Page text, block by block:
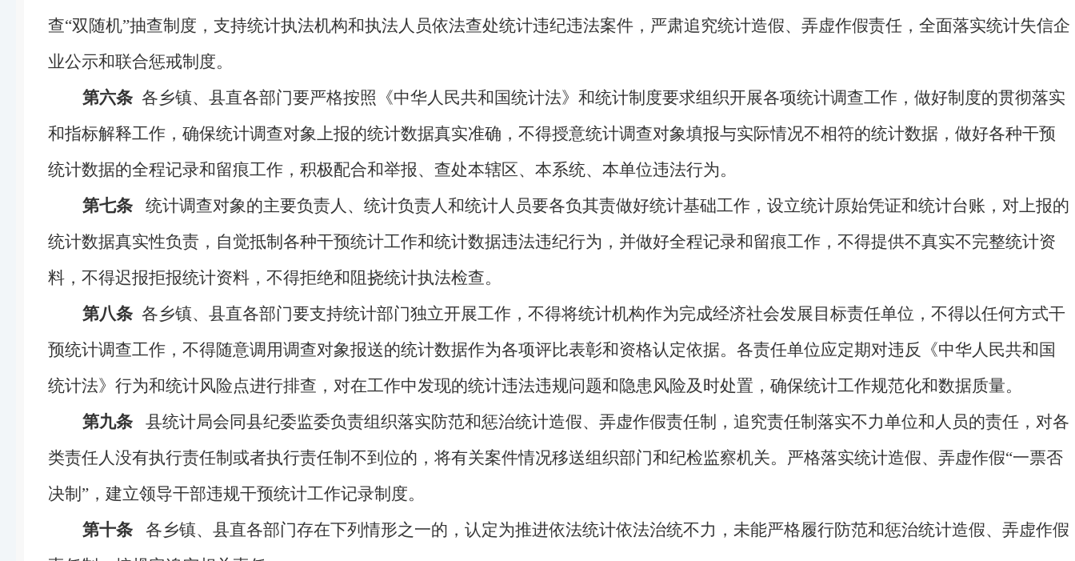
查“双随机”抽查制度，支持统计执法机构和执法人员依法查处统计违纪违法案件，严肃追究统计造假、弄虚作假责任，全面落实统计失信企
业公示和联合惩戒制度。
第六条 各乡镇、县直各部门要严格按照《中华人民共和国统计法》和统计制度要求组织开展各项统计调查工作，做好制度的贯彻落实
和指标解释工作，确保统计调查对象上报的统计数据真实准确，不得授意统计调查对象填报与实际情况不相符的统计数据，做好各种干预
统计数据的全程记录和留痕工作，积极配合和举报、查处本辖区、本系统、本单位违法行为。
第七条统计调查对象的主要负责人、统计负责人和统计人员要各负其责做好统计基础工作，设立统计原始凭证和统计台账，对上报的
统计数据真实性负责，自觉抵制各种干预统计工作和统计数据违法违纪行为，并做好全程记录和留痕工作，不得提供不真实不完整统计资
料，不得迟报拒报统计资料，不得拒绝和阻挠统计执法检查。
第八条各乡镇、县直各部门要支持统计部门独立开展工作，不得将统计机构作为完成经济社会发展目标责任单位，不得以任何方式干
预统计调查工作，不得随意调用调查对象报送的统计数据作为各项评比表彰和资格认定依据。各责任单位应定期对违反《中华人民共和国
统计法》行为和统计风险点进行排查，对在工作中发现的统计违法违规问题和隐患风险及时处置，确保统计工作规范化和数据质量。
第九条县统计局会同县纪委监委负责组织落实防范和惩治统计造假、弄虚作假责任制，追究责任制落实不力单位和人员的责任，对各
类责任人没有执行责任制或者执行责任制不到位的，将有关案件情况移送组织部门和纪检监察机关。严格落实统计造假、弄虚作假“一票否
决制”，建立领导干部违规干预统计工作记录制度。
第十条各乡镇、县直各部门存在下列情形之一的，认定为推进依法统计依法治统不力，未能严格履行防范和惩治统计造假、弄虚作假